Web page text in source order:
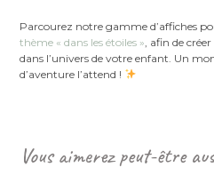
Parcourez notre gamme d’affiches
thème « dans les étoiles » , afin de
dans l’univers de votre enfant. Un
d’aventure l’attend !
Vous aimerez peut-être